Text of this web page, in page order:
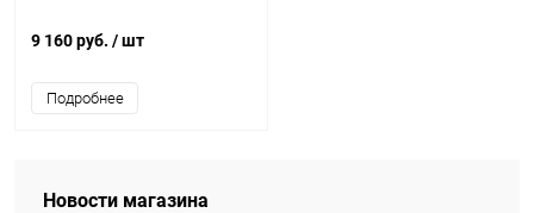
9 160 руб. / шт
Подробнее
Новости магазина